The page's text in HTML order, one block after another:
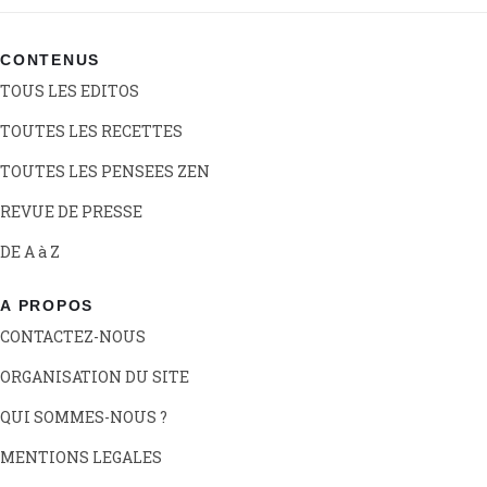
CONTENUS
TOUS LES EDITOS
TOUTES LES RECETTES
TOUTES LES PENSEES ZEN
REVUE DE PRESSE
DE A à Z
A PROPOS
CONTACTEZ-NOUS
ORGANISATION DU SITE
QUI SOMMES-NOUS ?
MENTIONS LEGALES